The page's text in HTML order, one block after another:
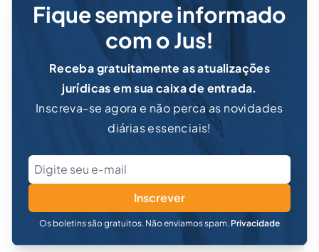
Fique sempre informado
com o Jus!
Receba gratuitamente as atualizações
jurídicas em sua caixa de entrada.
Inscreva-se agora e não perca as novidades
diárias essenciais!
Inscrever
Os boletins são gratuitos. Não enviamos spam. Privacidade